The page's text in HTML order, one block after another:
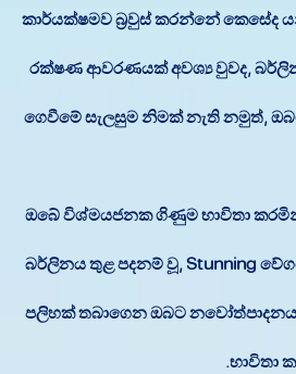
කාර්යක්ෂමව බ්‍රවුස් කරන්නේ කෙසේද
රක්ෂණ ආවරණයක් අවශ්‍ය වුවද,
ගෙවීමේ සැලසුම නිමක් නැති නමුත්,
ඔබේ විශ්මයජනක ගිණුම භාවිතා
බර්ලිනය තුළ පදනම් වූ, Stunning
පලිහක් තබාගෙන ඔබට නවෝත්පාදනය
භාවිතා